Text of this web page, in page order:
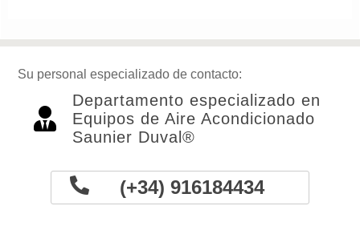
Su personal especializado de contacto:
Departamento especializado en
Equipos de Aire Acondicionado
Saunier Duval®
(+34) 916184434